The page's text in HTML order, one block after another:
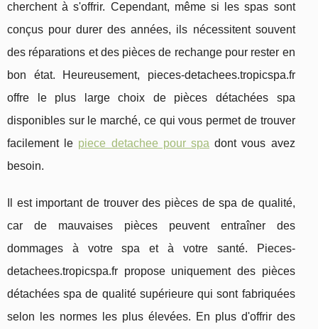
cherchent à s'offrir. Cependant, même si les spas sont
conçus pour durer des années, ils nécessitent souvent
des réparations et des pièces de rechange pour rester en
bon état. Heureusement, pieces-detachees.tropicspa.fr
offre le plus large choix de pièces détachées spa
disponibles sur le marché, ce qui vous permet de trouver
facilement le piece detachee pour spa dont vous avez
besoin.
Il est important de trouver des pièces de spa de qualité,
car de mauvaises pièces peuvent entraîner des
dommages à votre spa et à votre santé. Pieces-
detachees.tropicspa.fr propose uniquement des pièces
détachées spa de qualité supérieure qui sont fabriquées
selon les normes les plus élevées. En plus d'offrir des